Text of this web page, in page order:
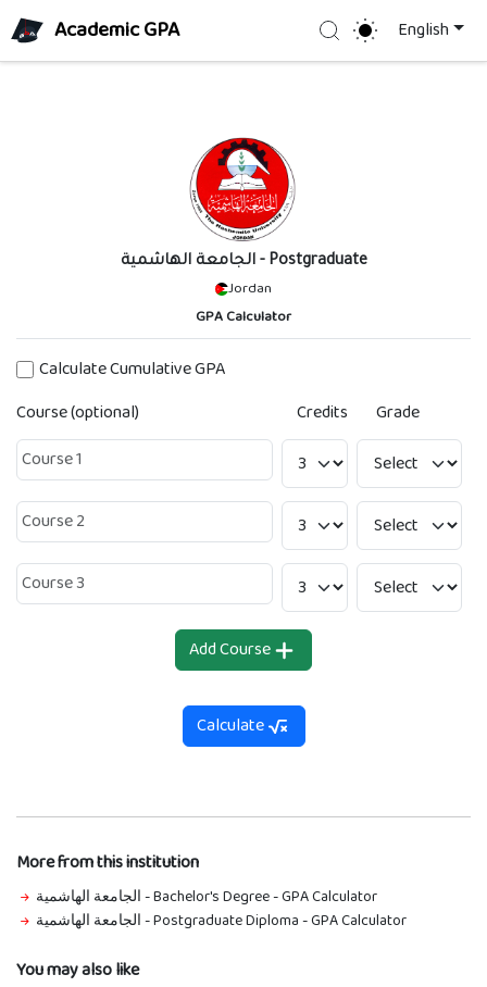
Academic GPA Search English
الجامعة الهاشمية- Postgraduate
Jordan
GPA Calculator
Calculate Cumulative GPA
Course (optional)
Credits Grade
Add Course
Calculate
More from this institution
الجامعة الهاشمية - Bachelor's Degree-GPA Calculator
الجامعة الهاشمية - Postgraduate Diploma-GPA Calculator
You may also like